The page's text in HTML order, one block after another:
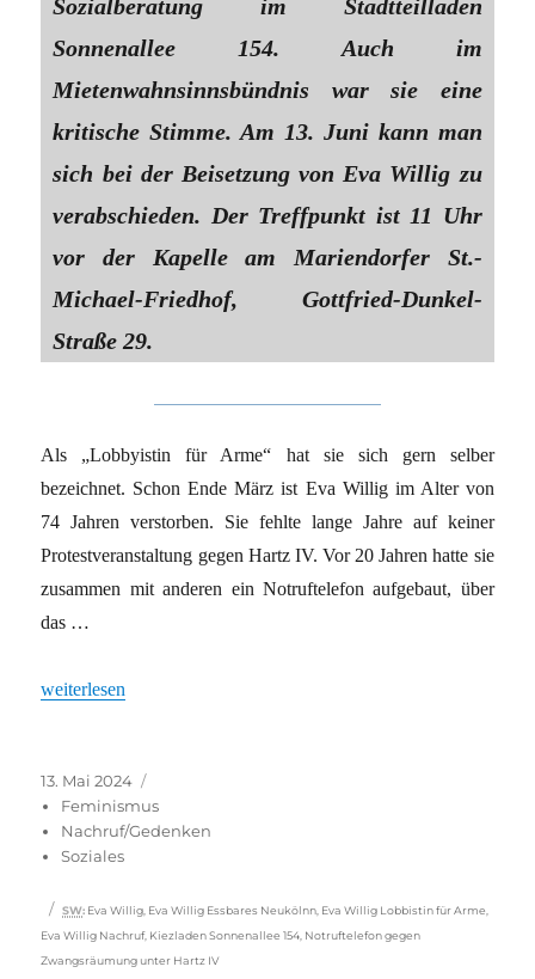
Sozialberatung im Stadtteilladen
Sonnenallee 154. Auch im
Mietenwahnsinnsbündnis war sie eine
kritische Stimme. Am 13. Juni kann man
sich bei der Beisetzung von Eva Willig zu
verabschieden. Der Treffpunkt ist 11 Uhr
vor der Kapelle am Mariendorfer St.-
Michael-Friedhof, Gottfried-Dunkel-
Straße 29.
Als „Lobbyistin für Arme“ hat sie sich gern selber
bezeichnet. Schon Ende März ist Eva Willig im Alter von
74 Jahren verstorben. Sie fehlte lange Jahre auf keiner
Protestveranstaltung gegen Hartz IV. Vor 20 Jahren hatte sie
zusammen mit anderen ein Notruftelefon aufgebaut, über
das …
„Kritisch bis zum Schluss“
weiterlesen
Veröffentlicht
am
13. Mai 2024
Feminismus
Nachruf/Gedenken
Soziales
Schlagwörter
SW: Eva Willig Eva Willig Essbares Neukölnn Eva Willig Lobbistin für Arme
Eva Willig Nachruf, Kiezladen Sonnenallee 154 Notruftelefon gegen
Zwangsräumung unter Hartz IV